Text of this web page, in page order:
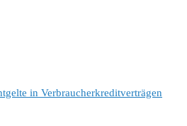
in Verbraucherkreditverträgen